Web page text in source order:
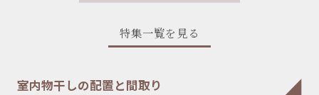
特集一覧を見る
室内物干しの配置と間取り